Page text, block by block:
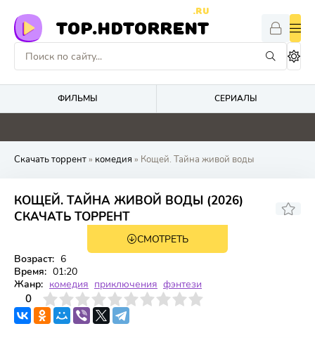
TOP.HDTORRENT
.RU
ФИЛЬМЫ СЕРИАЛЫ
0 0 0 0
Скачать торрент» комедия » Кощей. Тайна живой воды
КОЩЕЙ. ТАЙНА ЖИВОЙ ВОДЫ (2026)
СКАЧАТЬ ТОРРЕНТ
СМОТРЕТЬ
Возраст: 6
Время: 01:20
Жанр: комедия приключения фэнтези
0
4 6 7 8 9 10